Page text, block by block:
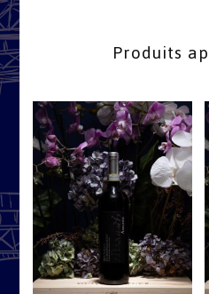
Produits